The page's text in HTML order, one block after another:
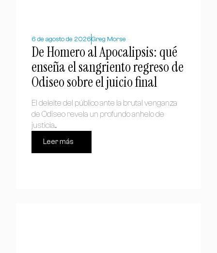
6 de agosto de 2026Greg Morse
De Homero al Apocalipsis: qué
enseña el sangriento regreso de
Odiseo sobre el juicio final
El deleite del público ante la brutal venganza
de Odiseo revela un profundo anhelo de
justicia....
Leer más